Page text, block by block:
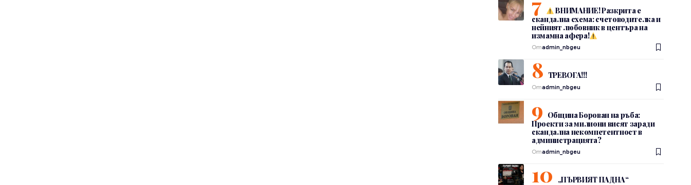
ВНИМАНИЕ! Разкрита е
скандална схема: счетоводителка и
нейният любовник в центъра на
измамна афера!
Отadmin_nbgeu
ТРЕВОГА!!!
Отadmin_nbgeu
Община Борован на ръба:
Проекти за милиони висят заради
скандална некомпетентност в
администрацията?
Отadmin_nbgeu
„ПЪРВИЯТ ПАДНА“